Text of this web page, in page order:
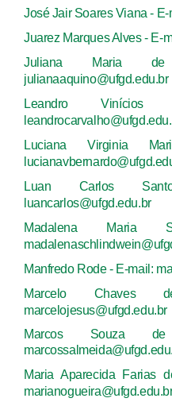
José Jair Soares Viana -
Juarez Marques Alves - E-
Juliana Maria
julianaaquino@ufgd.edu.br
Leandro
Luciana Virginia
Luan Carlos
luancarlos@ufgd.edu.br
Madalena Maria
Manfredo Rode - E-mail:
Marcelo
marcelojesus@ufgd.edu.br
Marcos Souza
Maria Aparecida Farias